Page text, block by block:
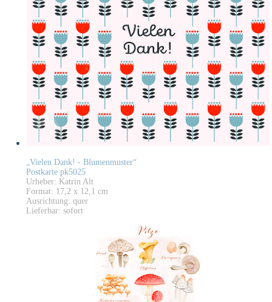
„Vielen Dank! - Blumenmuster“
Postkarte pk5025
Urheber: Katrin Alt
Format: 17,2 x 12,1 cm
Ausrichtung: quer
Lieferbar: sofort